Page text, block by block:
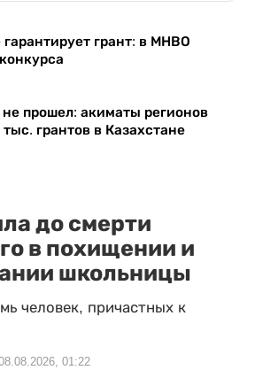
грант: в МНВО
прошел: акиматы регионов
грантов в Казахстане
до смерти
в похищении и
школьницы
человек, причастных к
01:22